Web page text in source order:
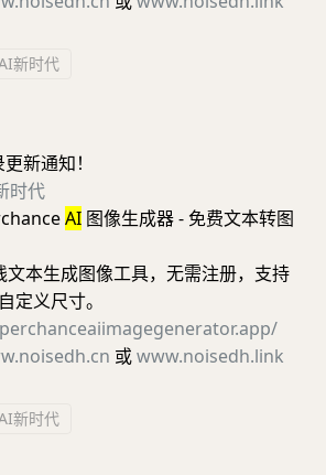
新时代
新通知！
时代
AI 图像生成器 - 免费文本转图
文本生成图像工具，无需注册，支持
定义尺寸。
或www.noisedh.link
新时代